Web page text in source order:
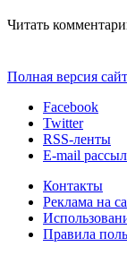
Читать
Полная версия
Facebook
Twitter
RSS-ленты
E-mail
Контакты
Реклама на
Правила